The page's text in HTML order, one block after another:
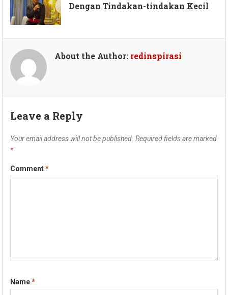
Dengan Tindakan-tindakan Kecil
About the Author: redinspirasi
Leave a Reply
Your email address will not be published. Required fields are marked
*
Comment*
Name*